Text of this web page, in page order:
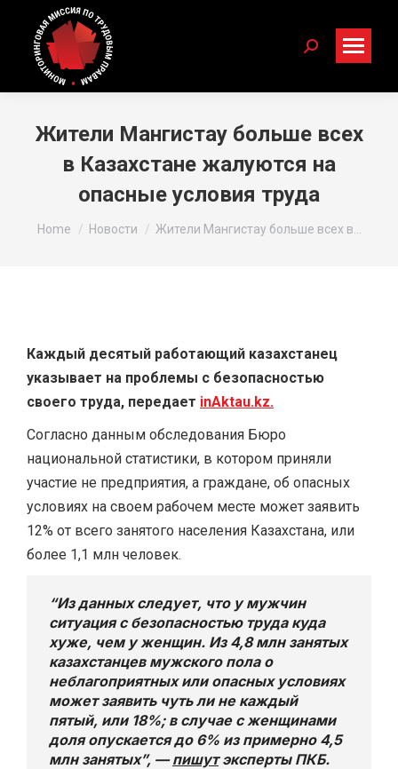
Search:
Жители Мангистау больше всех
в Казахстане жалуются на
опасные условия труда
You are here:
Home Новости Жители Мангистау больше всех в…
Каждый десятый работающий казахстанец
указывает на проблемы с безопасностью
своего труда, передает inAktau.kz.
Согласно данным обследования Бюро
национальной статистики, в котором приняли
участие не предприятия, а граждане, об опасных
условиях на своем рабочем месте может заявить
12% от всего занятого населения Казахстана, или
более 1,1 млн человек.
“Из данных следует, что у мужчин
ситуация с безопасностью труда куда
хуже, чем у женщин. Из 4,8 млн занятых
казахстанцев мужского пола о
неблагоприятных или опасных условиях
может заявить чуть ли не каждый
пятый, или 18%; в случае с женщинами
доля опускается до 6% из примерно 4,5
млн занятых”, —пишутэксперты ПКБ.